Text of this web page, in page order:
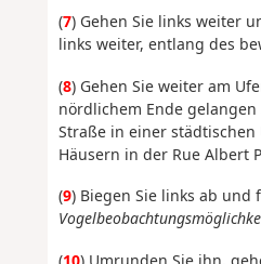
(7) Gehen Sie links weiter
links weiter, entlang des
(8) Gehen Sie weiter am
nördlichem Ende
Straße in einer
Häusern in der Rue Albert
(9) Biegen Sie links ab und
(10) Umrunden Sie ihn,